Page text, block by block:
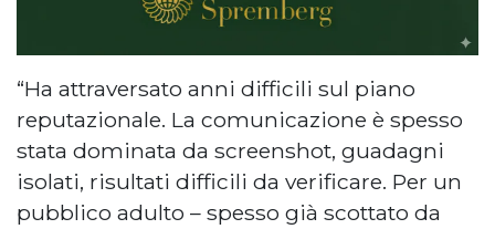
“Ha attraversato anni difficili sul piano
reputazionale. La comunicazione è spesso
stata dominata da screenshot, guadagni
isolati, risultati difficili da verificare. Per un
pubblico adulto – spesso già scottato da